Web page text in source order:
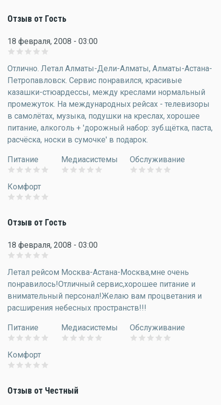
Отзыв от Гость
18 февраля, 2008 - 03:00
Отлично. Летал Алматы-Дели-Алматы, Алматы-Астана-
Петропавловск. Сервис понравился, красивые
казашки-стюардессы, между креслами нормальный
промежуток. На международных рейсах - телевизоры
в самолётах, музыка, подушки на креслах, хорошее
питание, алкоголь + 'дорожный набор: зуб.щётка, паста,
расчёска, носки в сумочке' в подарок.
Питание Медиасистемы Обслуживание
Комфорт
Отзыв от Гость
18 февраля, 2008 - 03:00
Летал рейсом Москва-Астана-Москва,мне очень
понравилось!Отличный сервис,хорошее питание и
внимательный персонал!Желаю вам процветания и
расширения небесных пространств!!!
Питание Медиасистемы Обслуживание
Комфорт
Отзыв от Честный